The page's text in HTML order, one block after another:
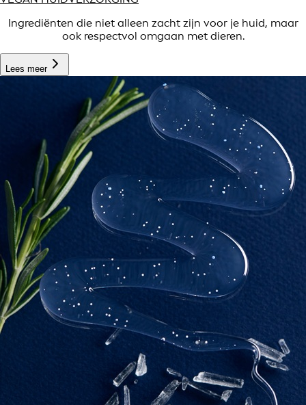
Ingrediënten die niet alleen zacht zijn voor je huid, maar
ook respectvol omgaan met dieren.
Lees meer